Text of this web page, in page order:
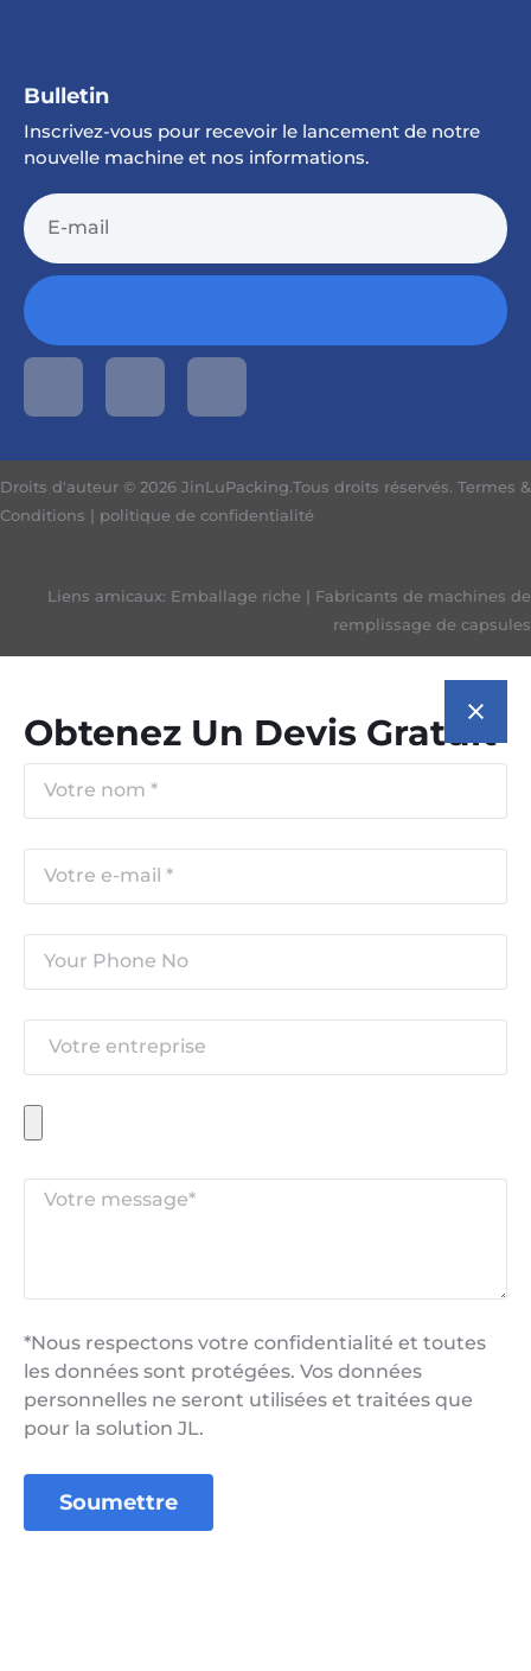
Bulletin
Inscrivez-vous pour recevoir le lancement de notre
nouvelle machine et nos informations.
Droits d'auteur © 2026 JinLuPacking.Tous droits réservés. Termes &
Conditions | politique de confidentialité
Liens amicaux: Emballage riche | Fabricants de machines de
remplissage de capsules
Obtenez Un Devis Gratuit
*Nous respectons votre confidentialité et toutes
les données sont protégées. Vos données
personnelles ne seront utilisées et traitées que
pour la solution JL.
Soumettre